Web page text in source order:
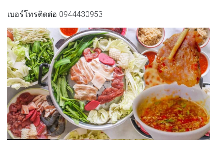
เบอร์โทรติดต่อ 0944430953